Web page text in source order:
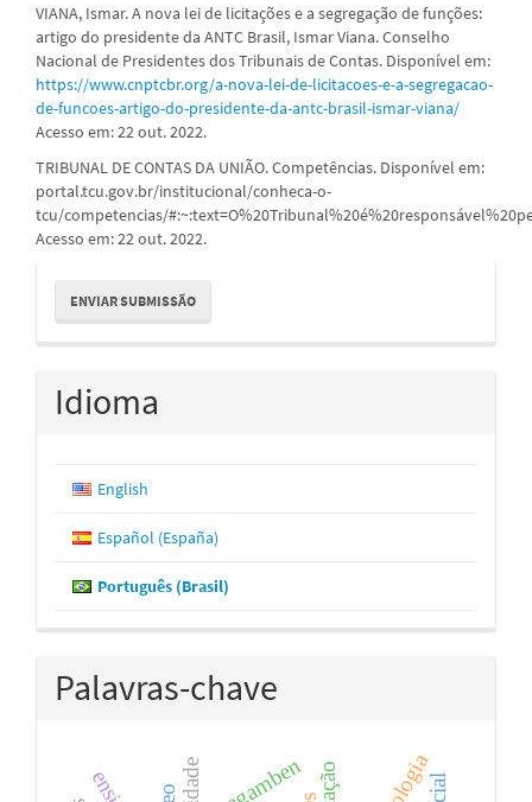
VIANA, Ismar. A nova lei de licitações e a segregação de funções:
artigo do presidente da ANTC Brasil, Ismar Viana. Conselho
Nacional de Presidentes dos Tribunais de Contas. Disponível em:
https://www.cnptcbr.org/a-nova-lei-de-licitacoes-e-a-segregacao-
de-funcoes-artigo-do-presidente-da-antc-brasil-ismar-viana/
Acesso em: 22 out. 2022.
TRIBUNAL DE CONTAS DA UNIÃO. Competências. Disponível em:
portal.tcu.gov.br/institucional/conheca-o-
tcu/competencias/
Acesso em: 22 out. 2022.
Enviar
Submissão
ENVIAR SUBMISSÃO
Idioma
English
Español (España)
Português (Brasil)
Palavras-chave
agamben